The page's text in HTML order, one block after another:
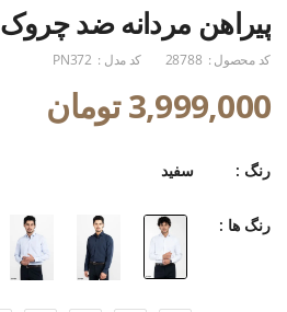
پیراهن مردانه ضد چروک
کد محصول : 28788 کد مدل : PN372
3,999,000 تومان
رنگ : سفید
رنگ ها :